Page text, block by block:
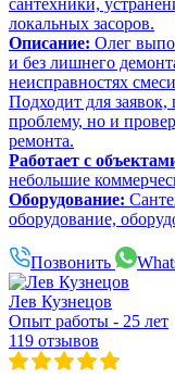
локальных засоров.
Описание: Олег
и без лишнего
неисправностях
Подходит для заявок,
проблему, но и
ремонта.
Работает с
небольшие
Оборудование:
оборудование,
Позвонить
Лев Кузнецов
Опыт работы - 25 лет
119 отзывов